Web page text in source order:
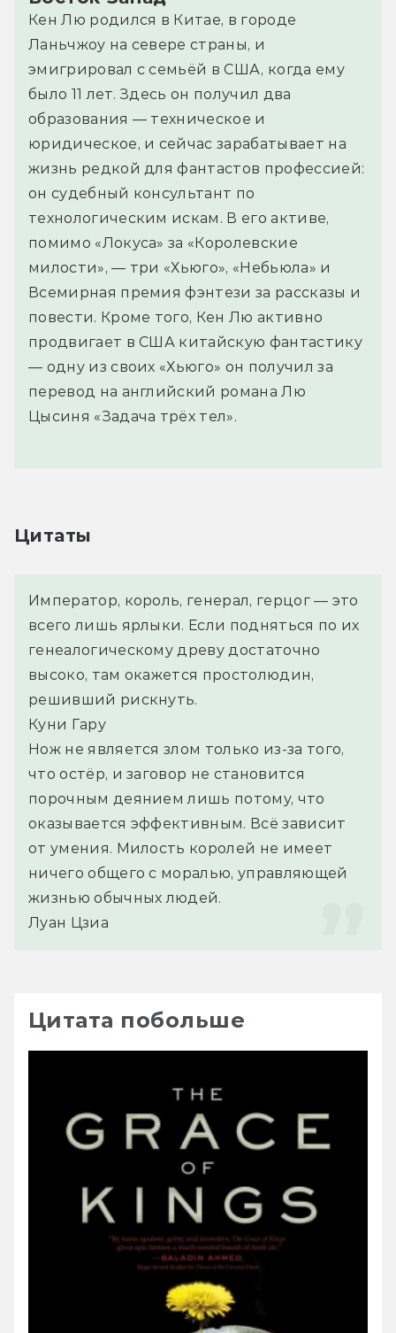
Кен Лю родился в Китае, в городе
Ланьчжоу на севере страны, и
эмигрировал с семьёй в США, когда ему
было 11 лет. Здесь он получил два
образования — техническое и
юридическое, и сейчас зарабатывает на
жизнь редкой для фантастов профессией:
он судебный консультант по
технологическим искам. В его активе,
помимо «Локуса» за «Королевские
милости», — три «Хьюго», «Небьюла» и
Всемирная премия фэнтези за рассказы и
повести. Кроме того, Кен Лю активно
продвигает в США китайскую фантастику
— одну из своих «Хьюго» он получил за
перевод на английский романа Лю
Цысиня «Задача трёх тел».
Цитаты
Император, король, генерал, герцог — это
всего лишь ярлыки. Если подняться по их
генеалогическому древу достаточно
высоко, там окажется простолюдин,
решивший рискнуть.
Куни Гару
Нож не является злом только из-за того,
что остёр, и заговор не становится
порочным деянием лишь потому, что
оказывается эффективным. Всё зависит
от умения. Милость королей не имеет
ничего общего с моралью, управляющей
жизнью обычных людей.
Луан Цзиа
Цитата побольше